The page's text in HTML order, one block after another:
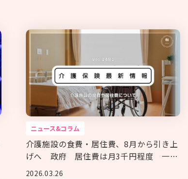
ニュース&コラム
介護施設の食費・居住費、8月から引き上
げへ 政府 居住費は月3千円程度 一部
入所者が対象
2026.03.26